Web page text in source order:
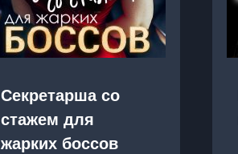
Секретарша со
стажем для
жарких боссов